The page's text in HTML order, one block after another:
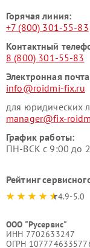
Горячая линия:
+7 (800) 301-55-83
Контактный
8 (800) 301-55-83
Электронная
info@roidmi-fix.ru
для юридических
manager@fix-
График работы:
ПН-ВСК с 9:00 до
Рейтинг
4.9-5.0
ООО "Русервис"
ИНН 7702633247
ОГРН